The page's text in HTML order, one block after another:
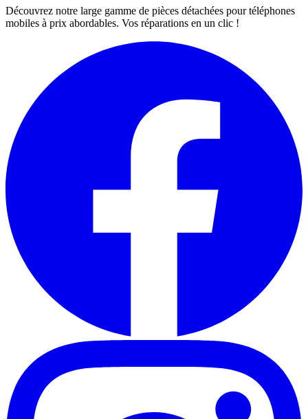
Découvrez notre large gamme de pièces détachées pour téléphones
mobiles à prix abordables. Vos réparations en un clic !